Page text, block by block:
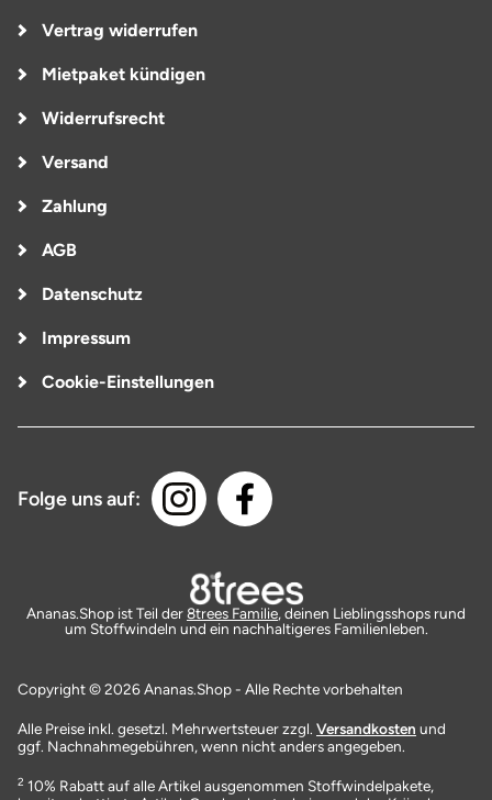
Vertrag widerrufen
Mietpaket kündigen
Widerrufsrecht
Versand
Zahlung
AGB
Datenschutz
Impressum
Cookie-Einstellungen
Folge uns auf:
Ananas.Shop ist Teil der8trees Familie, deinen Lieblingsshops rund
um Stoffwindeln und ein nachhaltigeres Familienleben.
Copyright © 2026 Ananas.Shop - Alle Rechte vorbehalten
Alle Preise inkl. gesetzl. Mehrwertsteuer zzgl. Versandkosten und
ggf. Nachnahmegebühren, wenn nicht anders angegeben.
2 10% Rabatt auf alle Artikel ausgenommen Stoffwindelpakete,